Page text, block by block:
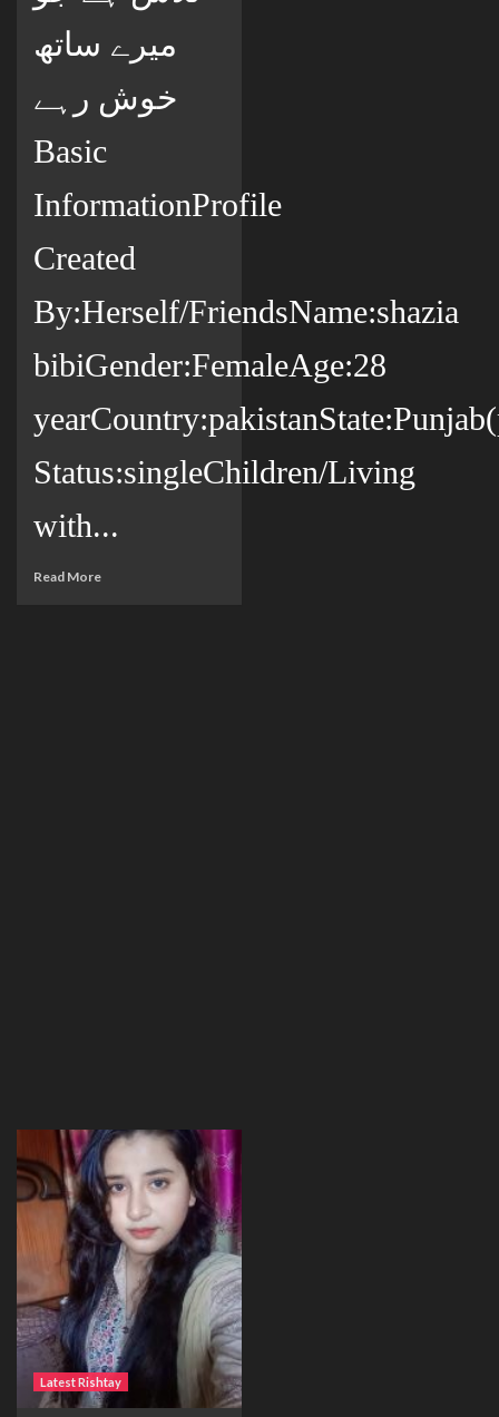
میرے ساتھ
خوش رہے
Basic
InformationProfile
Created
By:Herself/FriendsName:shazia
bibiGender:FemaleAge:28
Status:singleChildren/Living
with...
Read More
Latest Rishtay